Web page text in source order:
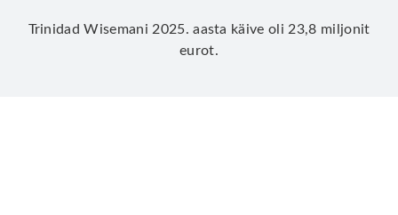
Trinidad Wisemani 2025. aasta käive oli 23,8 miljonit
eurot.